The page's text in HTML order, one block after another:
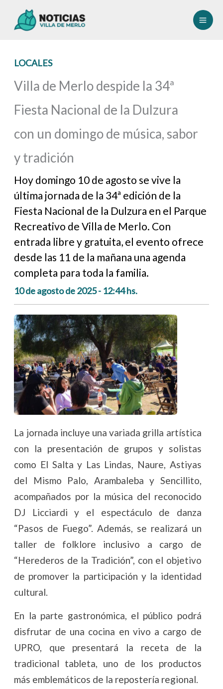
LOCALES
Villa de Merlo despide la 34ª
Fiesta Nacional de la Dulzura
con un domingo de música, sabor
y tradición
Hoy domingo 10 de agosto se vive la
última jornada de la 34ª edición de la
Fiesta Nacional de la Dulzura en el Parque
Recreativo de Villa de Merlo. Con
entrada libre y gratuita, el evento ofrece
desde las 11 de la mañana una agenda
completa para toda la familia.
10 de agosto de 2025 - 12:44 hs.
La jornada incluye una variada grilla artística
con la presentación de grupos y solistas
como El Salta y Las Lindas, Naure, Astiyas
del Mismo Palo, Arambaleba y Sencillito,
acompañados por la música del reconocido
DJ Licciardi y el espectáculo de danza
“Pasos de Fuego”. Además, se realizará un
taller de folklore inclusivo a cargo de
“Herederos de la Tradición”, con el objetivo
de promover la participación y la identidad
cultural.
En la parte gastronómica, el público podrá
disfrutar de una cocina en vivo a cargo de
UPRO, que presentará la receta de la
tradicional tableta, uno de los productos
más emblemáticos de la repostería regional.